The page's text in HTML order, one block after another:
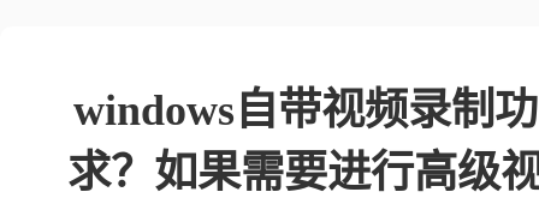
windows自带视频录制
求？如果需要进行高级